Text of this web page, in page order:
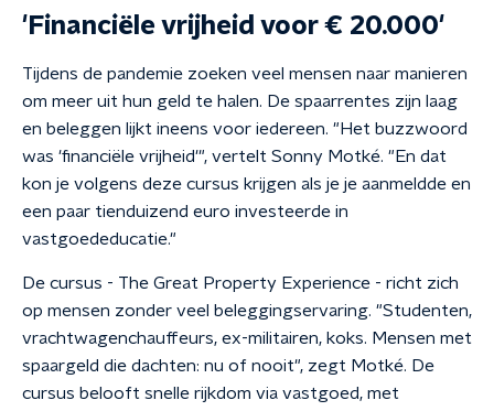
'Financiële vrijheid voor € 20.000'
Tijdens de pandemie zoeken veel mensen naar manieren
om meer uit hun geld te halen. De spaarrentes zijn laag
en beleggen lijkt ineens voor iedereen. "Het buzzwoord
was 'financiële vrijheid'", vertelt Sonny Motké. "En dat
kon je volgens deze cursus krijgen als je je aanmeldde en
een paar tienduizend euro investeerde in
vastgoededucatie."
De cursus - The Great Property Experience - richt zich
op mensen zonder veel beleggingservaring. "Studenten,
vrachtwagenchauffeurs, ex-militairen, koks. Mensen met
spaargeld die dachten: nu of nooit", zegt Motké. De
cursus belooft snelle rijkdom via vastgoed, met